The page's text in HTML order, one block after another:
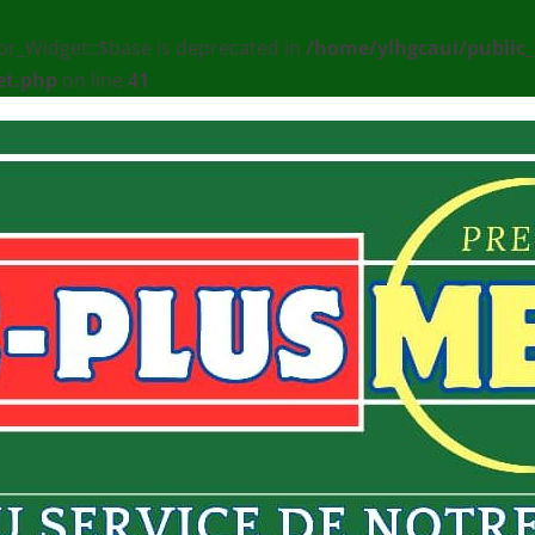
is deprecated in /home/ylhgcaui/
on line 41